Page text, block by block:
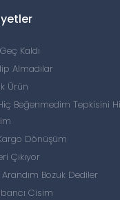
Kaldı
Almadılar
Ürün
Beğenmedim Tepkisini
Dönüşüm
Çıkıyor
Bozuk Dediler
Cisim